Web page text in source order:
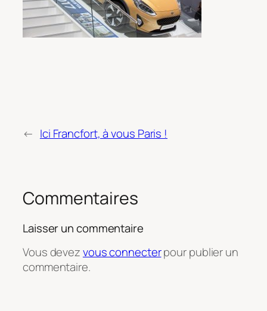
← Ici Francfort, à vous Paris !
Commentaires
Laisser un commentaire
Vous devezvous connecterpour publier un
commentaire.